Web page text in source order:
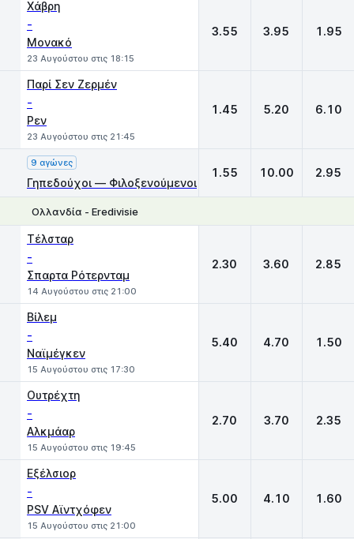
Χάβρη
-
Μονακό
23 Αυγούστου στις 18:15
3.55 3.95 1.95
Παρί Σεν Ζερμέν
-
Ρεν
23 Αυγούστου στις 21:45
1.45 5.20 6.10
9 αγώνες
Γηπεδούχοι — Φιλοξενούμενοι
1.55 10.00 2.95
Ολλανδία - Eredivisie
Τέλσταρ
-
Σπαρτα Ρότερνταμ
14 Αυγούστου στις 21:00
2.30 3.60 2.85
Βίλεμ
-
Ναϊμέγκεν
15 Αυγούστου στις 17:30
5.40 4.70 1.50
Ουτρέχτη
-
Αλκμάαρ
15 Αυγούστου στις 19:45
2.70 3.70 2.35
Εξέλσιορ
-
PSV Αϊντχόφεν
15 Αυγούστου στις 21:00
5.00 4.10 1.60